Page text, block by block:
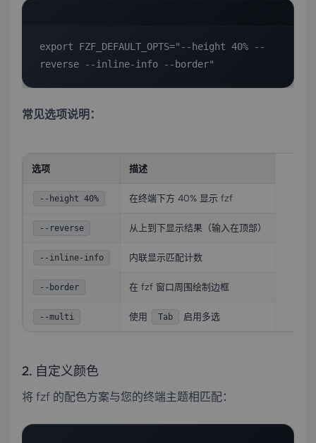
export FZF_DEFAULT_OPTS="--height 40% --
reverse --inline-info --border"
常见选项说明：
选项 描述
--height 40% 在终端下方 40% 显示 fzf
--reverse 从上到下显示结果（输入在顶部）
--inline-info 内联显示匹配计数
--border 在 fzf 窗口周围绘制边框
--multi 使用 Tab 启用多选
2. 自定义颜色
将 fzf 的配色方案与您的终端主题相匹配：